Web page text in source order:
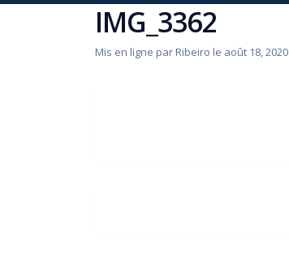
IMG_3362
Mis en ligne par Ribeiro le août 18, 2020